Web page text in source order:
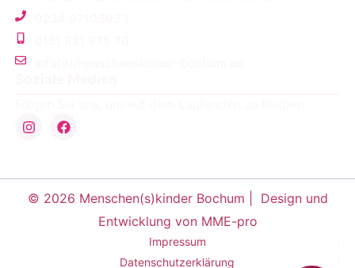
© 2026 Menschen(s)kinder Bochum | Design und
Entwicklung von MME-pro
Impressum
Datenschutzerklärung